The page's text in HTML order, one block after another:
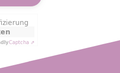
Captcha ⇗